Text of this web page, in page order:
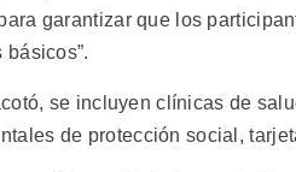
garantizar que los
se incluyen clínicas de
de protección social,